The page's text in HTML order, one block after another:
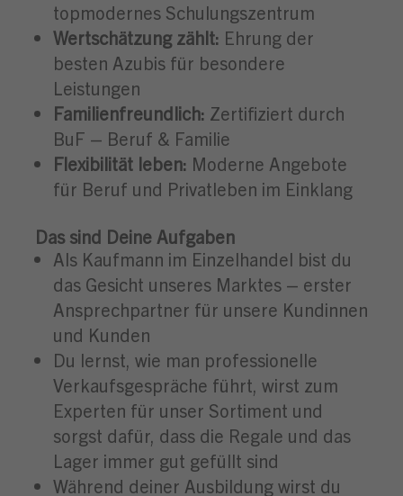
topmodernes Schulungszentrum
Wertschätzung zählt: Ehrung der
besten Azubis für besondere
Leistungen
Familienfreundlich: Zertifiziert durch
BuF – Beruf & Familie
Flexibilität leben: Moderne Angebote
für Beruf und Privatleben im Einklang
Das sind Deine Aufgaben
Als Kaufmann im Einzelhandel bist du
das Gesicht unseres Marktes – erster
Ansprechpartner für unsere Kundinnen
und Kunden
Du lernst, wie man professionelle
Verkaufsgespräche führt, wirst zum
Experten für unser Sortiment und
sorgst dafür, dass die Regale und das
Lager immer gut gefüllt sind
Während deiner Ausbildung wirst du